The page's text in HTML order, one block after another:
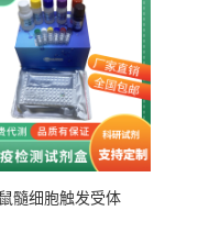
髓细胞触发受体